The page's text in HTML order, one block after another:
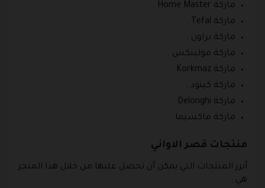
ماركة Home Master .
ماركة Tefal .
ماركة براون .
ماركة مولينكس .
ماركة Korkmaz .
ماركة كينود .
ماركة Delonghi .
ماركة ماكسيما .
منتجات قصر الاواني
أبرز المنتجات التي يمكن أن تحصل عليها من خلال هذا المتجر
هي :